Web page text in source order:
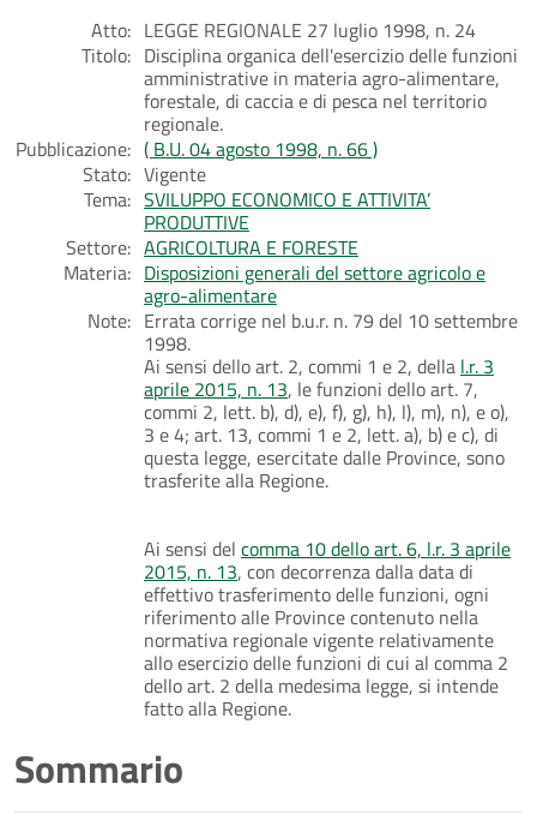
Atto: LEGGE REGIONALE 27 luglio 1998, n. 24
Titolo: Disciplina organica dell'esercizio delle funzioni
amministrative in materia agro-alimentare,
forestale, di caccia e di pesca nel territorio
regionale.
Pubblicazione: ( B.U. 04 agosto 1998, n. 66 )
Stato: Vigente
Tema: SVILUPPO ECONOMICO E ATTIVITA’
PRODUTTIVE
Settore: AGRICOLTURA E FORESTE
Materia: Disposizioni generali del settore agricolo e
agro-alimentare
Note: Errata corrige nel b.u.r. n. 79 del 10 settembre
1998.
Ai sensi dello art. 2, commi 1 e 2, della l.r. 3
aprile 2015, n. 13, le funzioni dello art. 7,
commi 2, lett. b), d), e), f), g), h), l), m), n), e o),
3 e 4; art. 13, commi 1 e 2, lett. a), b) e c), di
questa legge, esercitate dalle Province, sono
trasferite alla Regione.
Ai sensi del comma 10 dello art. 6, l.r. 3 aprile
2015, n. 13, con decorrenza dalla data di
effettivo trasferimento delle funzioni, ogni
riferimento alle Province contenuto nella
normativa regionale vigente relativamente
allo esercizio delle funzioni di cui al comma 2
dello art. 2 della medesima legge, si intende
fatto alla Regione.
Sommario